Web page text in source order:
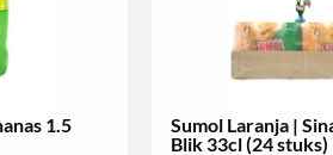
1.5
Sumol Laranja |
Blik 33cl (24 stuks)